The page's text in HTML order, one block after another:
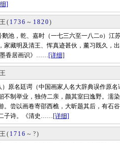
]
( 1736 ～ 1820)
，乾、嘉时（一七三六至一八二o）江
家藏明及清王、恽真迹甚伙，薰习既久，
墨香居画识》……[详细]
名廷谔（中国画家人名大辞典误作原名
不制举业，独侍二亲，颜其室曰逸野。濡
。尝以画卷寄邵西樵，大昕题其后，有石
子诗。《清史……[详细]
( 1716 ～?)